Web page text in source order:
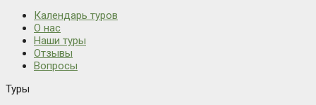
Календарь туров
О нас
Наши туры
Отзывы
Вопросы
Туры